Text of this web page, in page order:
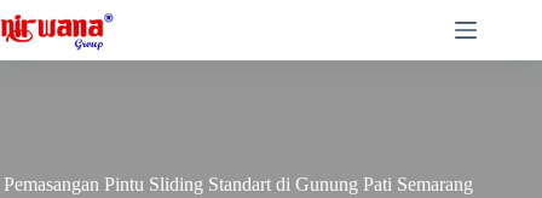
to
Pemasangan Pintu Sliding Standart di Gunung Pati Semarang